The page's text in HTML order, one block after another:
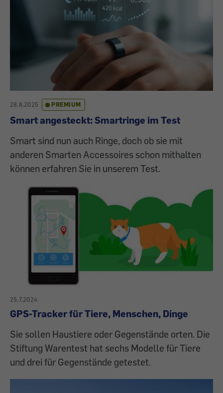
28.8.2025 PREMIUM
Smart angesteckt: Smartringe im Test
Smart sind nun auch Ringe, doch ob sie mit
anderen Smarten Accessoires schon mithalten
können erfahren Sie in unserem Test.
25.7.2024
GPS-Tracker für Tiere, Menschen, Dinge
Sie sollen Haustiere oder Gegenstände orten. Die
Stiftung Warentest hat sechs Modelle für Tiere
und drei für Gegenstände getestet.